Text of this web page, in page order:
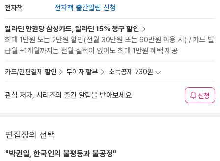
전자책 전자책 출간알림 신청
알라딘 만권당 삼성카드, 알라딘 15% 청구 할인
최대 1만원 또는 2만원 할인(전월 30만원 또는 60만원 이용 시) / 카드 발
급월 +1개월까지는 전월 실적이 없어도 최대 1만원 혜택 제공
카드/간편결제 할인 무이자 할부 소득공제 730원
관심 저자, 시리즈의 출간 알림을 받아보세요 신청
편집장의 선택
"박권일, 한국인의 불평등과 불공정"